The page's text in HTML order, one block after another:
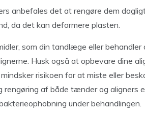
anbefales det at rengøre dem
da det kan deformere plasten.
som din tandlæge eller behandler
Husk også at opbevare dine
risikoen for at miste eller
rengøring af både tænder og aligners
under behandlingen.